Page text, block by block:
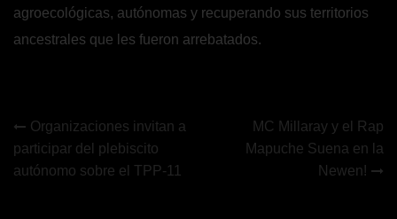
agroecológicas, autónomas y recuperando sus territorios
ancestrales que les fueron arrebatados.
Navegación
de
Organizaciones invitan a
participar del plebiscito
autónomo sobre el TPP-11
MC Millaray y el Rap
Mapuche Suena en la
Newen!